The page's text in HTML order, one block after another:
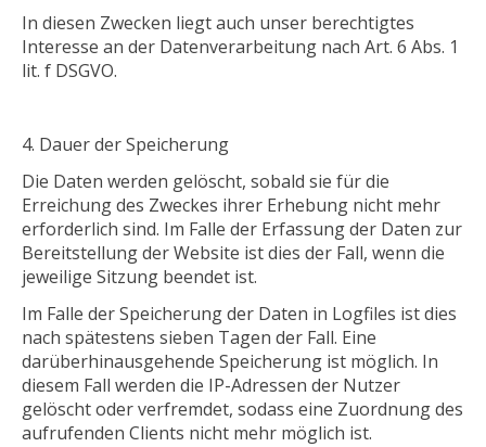
In diesen Zwecken liegt auch unser berechtigtes
Interesse an der Datenverarbeitung nach Art. 6 Abs. 1
lit. f DSGVO.
Dauerder Speicherung
Die Daten werden gelöscht, sobald sie für die
Erreichung des Zweckes ihrer Erhebung nicht mehr
erforderlich sind. Im Falle der Erfassung der Daten zur
Bereitstellung der Website ist dies der Fall, wenn die
jeweilige Sitzung beendet ist.
Im Falle der Speicherung der Daten in Logfiles ist dies
nach spätestens sieben Tagen der Fall. Eine
darüberhinausgehende Speicherung ist möglich. In
diesem Fall werden die IP-Adressen der Nutzer
gelöscht oder verfremdet, sodass eine Zuordnung des
aufrufenden Clients nicht mehr möglich ist.